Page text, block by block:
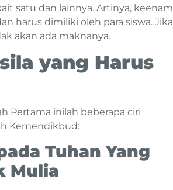
satu dan lainnya. Artinya, keenam
harus dimiliki oleh para siswa. Jika
akan ada maknanya.
yang Harus
Pertama inilah beberapa ciri
Kemendikbud:
Tuhan Yang
Mulia